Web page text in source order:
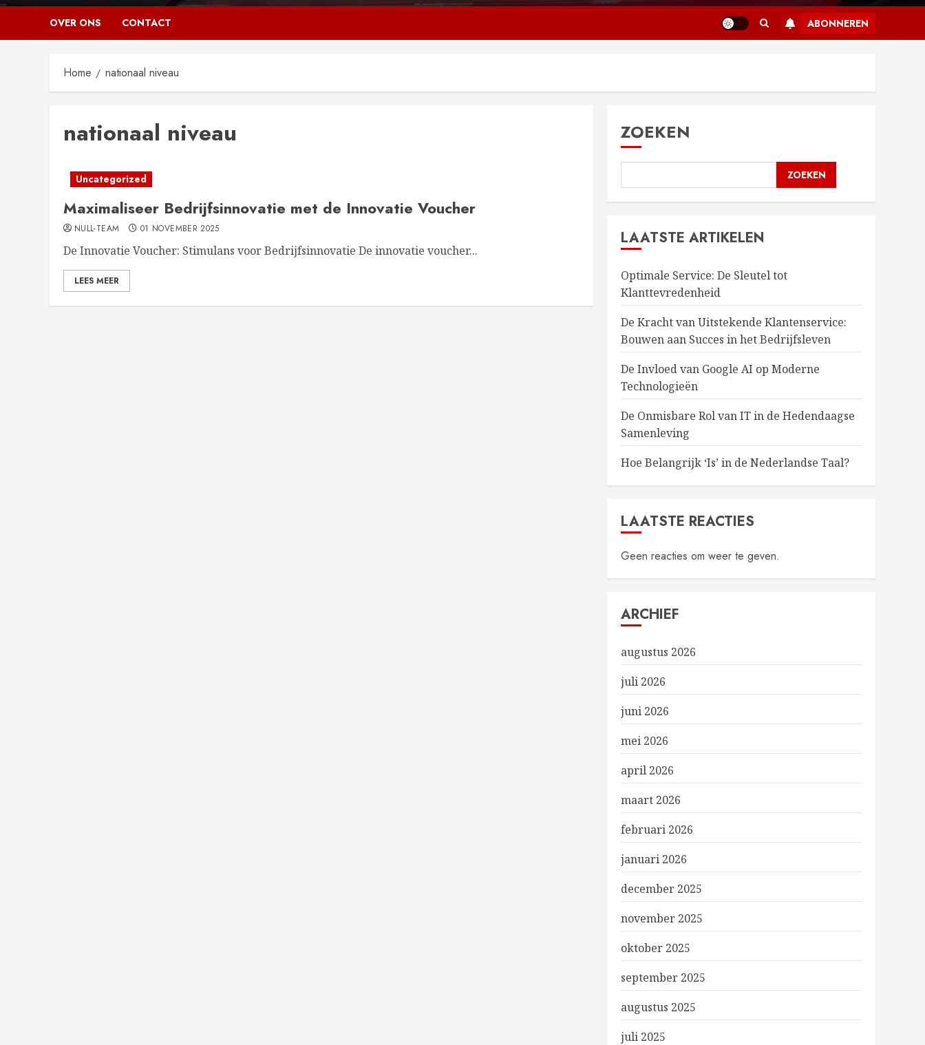
OVER ONS CONTACT ABONNEREN
Home nationaal niveau
nationaal niveau
Uncategorized
Maximaliseer Bedrijfsinnovatie met de Innovatie Voucher
NULL-TEAM 01 NOVEMBER 2025
De Innovatie Voucher: Stimulans voor Bedrijfsinnovatie De innovatie voucher...
LEES MEER
ZOEKEN
ZOEKEN
LAATSTE ARTIKELEN
Optimale Service: De Sleutel tot
Klanttevredenheid
De Kracht van Uitstekende Klantenservice:
Bouwen aan Succes in het Bedrijfsleven
De Invloed van Google AI op Moderne
Technologieën
De Onmisbare Rol van IT in de Hedendaagse
Samenleving
Hoe Belangrijk ‘Is’ in de Nederlandse Taal?
LAATSTE REACTIES
Geen reacties om weer te geven.
ARCHIEF
augustus 2026
juli 2026
juni 2026
mei 2026
april 2026
maart 2026
februari 2026
januari 2026
december 2025
november 2025
oktober 2025
september 2025
augustus 2025
juli 2025